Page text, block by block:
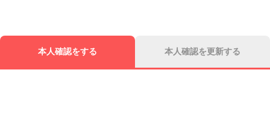
本人確認をする 本人確認を更新する